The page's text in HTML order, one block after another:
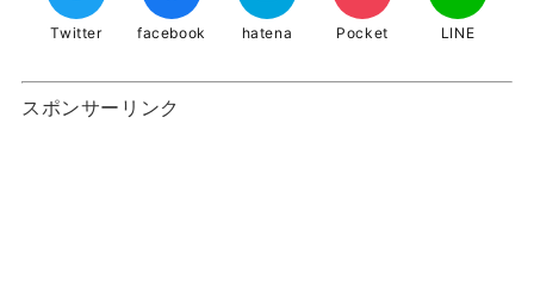
Twitter facebook hatena Pocket LINE
スポンサーリンク